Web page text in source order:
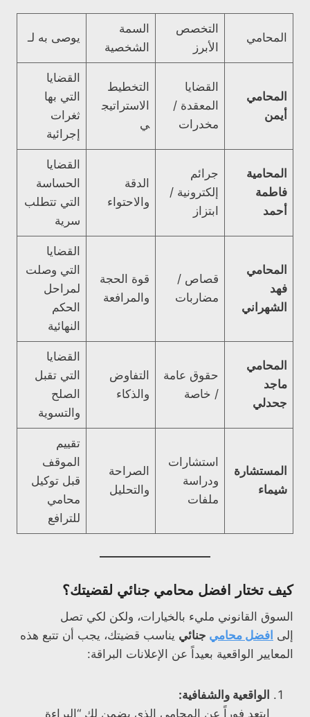
المحامي
التخصص
الأبرز
السمة
الشخصية
يوصى به لـ
المحامي
أيمن
القضايا
المعقدة /
مخدرات
التخطيط
الاستراتيج
ي
القضايا
التي بها
ثغرات
إجرائية
المحامية
فاطمة
أحمد
جرائم
إلكترونية /
ابتزاز
الدقة
والاحتواء
القضايا
الحساسة
التي تتطلب
سرية
المحامي
فهد
الشهراني
قصاص /
مضاربات
قوة الحجة
والمرافعة
القضايا
التي وصلت
لمراحل
الحكم
النهائية
المحامي
ماجد
جحدلي
حقوق عامة
/ خاصة
التفاوض
والذكاء
القضايا
التي تقبل
الصلح
والتسوية
المستشارة
شيماء
استشارات
ودراسة
ملفات
الصراحة
والتحليل
تقييم
الموقف
قبل توكيل
محامي
للترافع
كيف تختار افضل محامي جنائي لقضيتك؟
السوق القانوني مليء بالخيارات، ولكن لكي تصل
إلى افضل محامي جنائي يناسب قضيتك، يجب أن تتبع هذه
المعايير الواقعية بعيداً عن الإعلانات البراقة:
الواقعية والشفافية:
ابتعد فوراً عن المحامي الذي يضمن لك “البراءة